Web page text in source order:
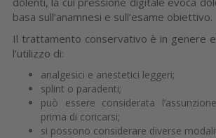
basa sull’anamnesi e sull’esame obiettivo.
Il trattamento conservativo è in genere
l’utilizzo di:
analgesici e anestetici leggeri;
splint o paradenti;
può essere considerata
prima di coricarsi;
si possono considerare diverse